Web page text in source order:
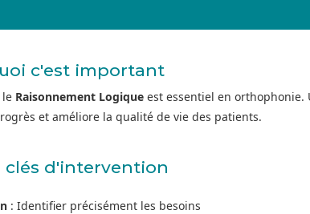
c'est important
le Raisonnement Logique est essentiel en orthophonie.
et améliore la qualité de vie des patients.
clés d'intervention
: Identifier précisément les besoins